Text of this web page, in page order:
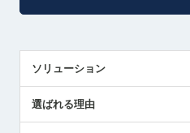
ソリューション
解決策提案
選ばれる理由